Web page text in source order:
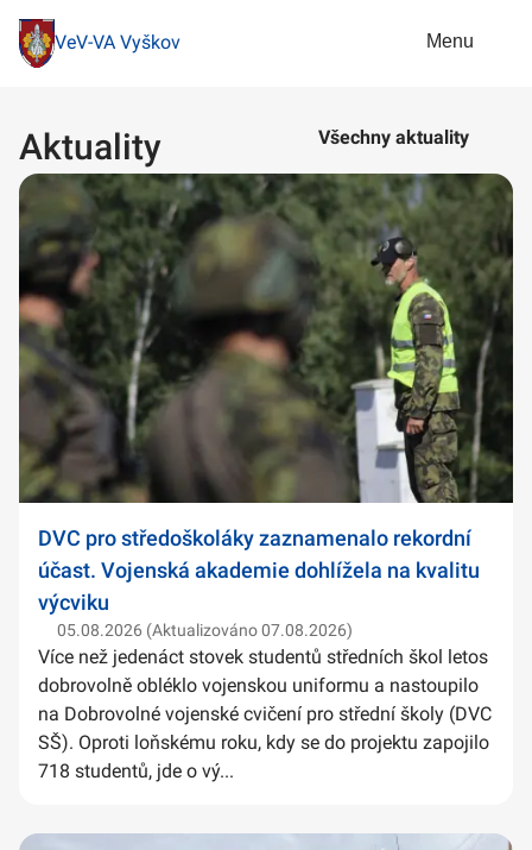
VeV-VA Vyškov Menu
Aktuality Všechny aktuality
DVC pro středoškoláky zaznamenalo rekordní
účast. Vojenská akademie dohlížela na kvalitu
výcviku
05.08.2026 (Aktualizováno 07.08.2026)
Více než jedenáct stovek studentů středních škol letos
dobrovolně obléklo vojenskou uniformu a nastoupilo
na Dobrovolné vojenské cvičení pro střední školy (DVC
SŠ). Oproti loňskému roku, kdy se do projektu zapojilo
718 studentů, jde o vý...